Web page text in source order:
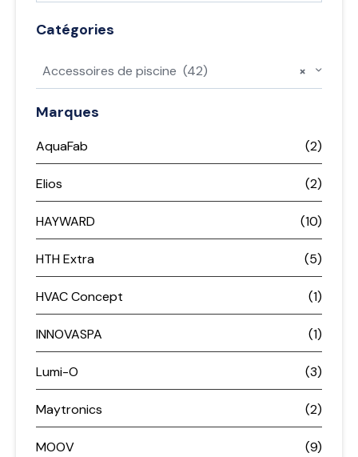
Catégories
×
Accessoires de piscine (42)
Marques
AquaFab (2)
Elios (2)
HAYWARD (10)
HTH Extra (5)
HVAC Concept (1)
INNOVASPA (1)
Lumi-O (3)
Maytronics (2)
MOOV (9)